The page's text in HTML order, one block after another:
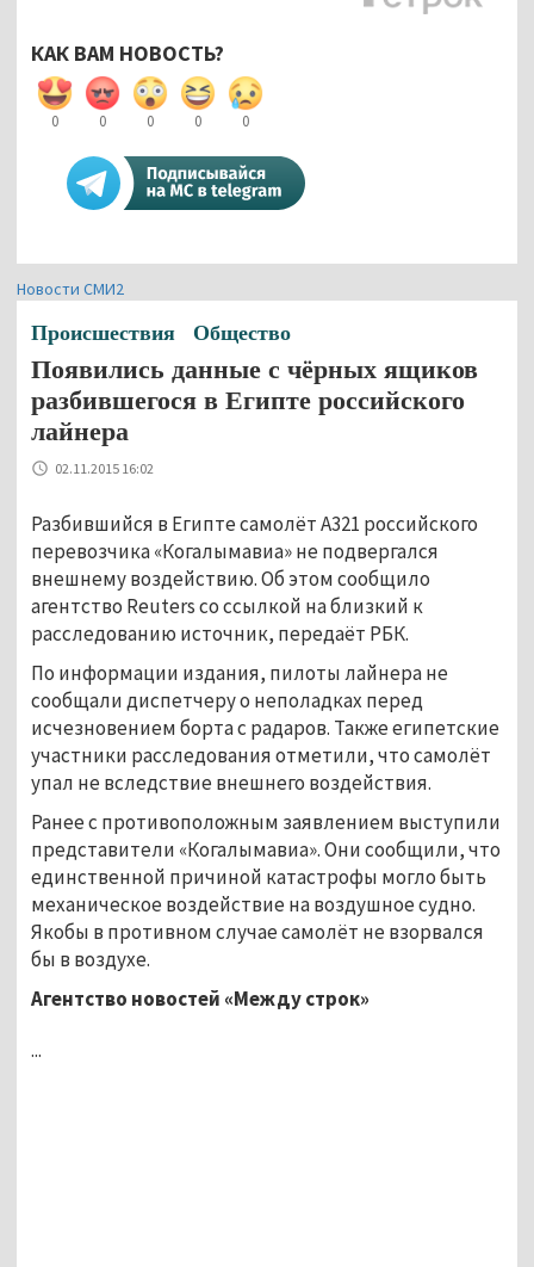
КАК ВАМ НОВОСТЬ?
0 0 0 0 0
Новости СМИ2
Происшествия Общество
Появились данные с чёрных ящиков
разбившегося в Египте российского
лайнера
02.11.2015 16:02
Разбившийся в Египте самолёт A321 российского
перевозчика «Когалымавиа» не подвергался
внешнему воздействию. Об этом сообщило
агентство Reuters со ссылкой на близкий к
расследованию источник, передаёт РБК.
По информации издания, пилоты лайнера не
сообщали диспетчеру о неполадках перед
исчезновением борта с радаров. Также египетские
участники расследования отметили, что самолёт
упал не вследствие внешнего воздействия.
Ранее с противоположным заявлением выступили
представители «Когалымавиа». Они сообщили, что
единственной причиной катастрофы могло быть
механическое воздействие на воздушное судно.
Якобы в противном случае самолёт не взорвался
бы в воздухе.
Агентство новостей «Между строк»
...